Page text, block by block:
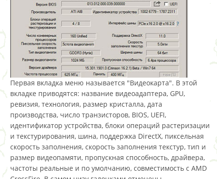
Первая вкладка меню называется "Видеокарта". В этой
вкладке приводятся: название видеоадаптера, GPU,
ревизия, технология, размер кристалла, дата
производства, число транзисторов, BIOS, UEFI,
идентификатор устройства, блоки операций растеризации
и текстурирования, шина, поддержка DirectX, пиксельная
скорость заполнения, скорость заполнения текстур, тип и
размер видеопамяти, пропускная способность, драйвера,
частоты реальные и по умолчанию, совместимость с AMD